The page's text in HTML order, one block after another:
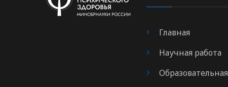
Главная
Научная работа
Образовательная